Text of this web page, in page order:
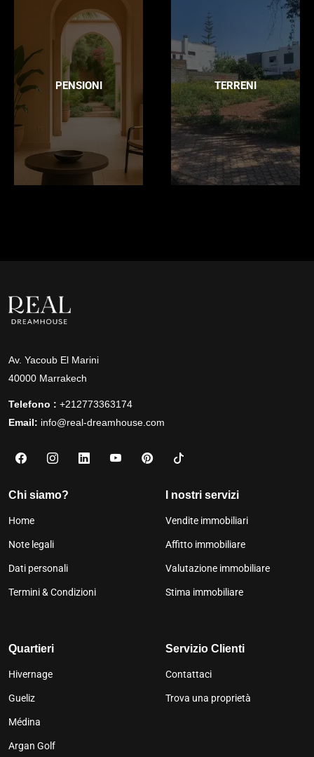
PENSIONI TERRENI
Av. Yacoub El Marini
40000 Marrakech
Telefono : +212773363174
Email: info@real-dreamhouse.com
Chi siamo?
Home
Note legali
Dati personali
Termini & Condizioni
I nostri servizi
Vendite immobiliari
Affitto immobiliare
Valutazione immobiliare
Stima immobiliare
Quartieri
Hivernage
Gueliz
Médina
Argan Golf
Servizio Clienti
Contattaci
Trova una proprietà